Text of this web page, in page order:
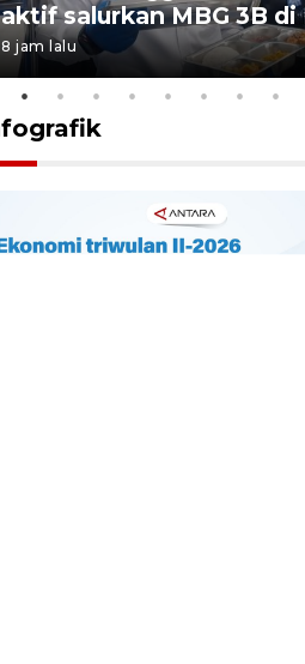
aktif salurkan MBG 3B di
8 jam lalu